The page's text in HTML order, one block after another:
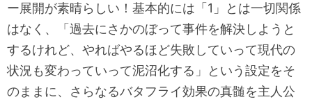
ー展開が素晴らしい！基本的には「1」とは一切関係
はなく、「過去にさかのぼって事件を解決しようと
するけれど、やればやるほど失敗していって現代の
状況も変わっていって泥沼化する」という設定をそ
のままに、さらなるバタフライ効果の真髄を主人公